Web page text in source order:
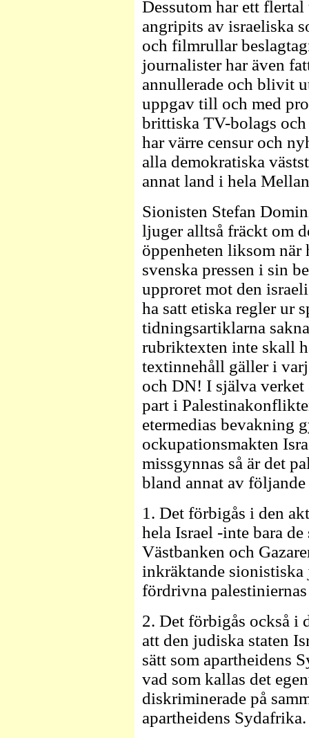
Dessutom har ett
angripits av israeliska
och filmrullar
journalister har även
annullerade och blivit
uppgav till och med
brittiska TV-bolags
har värre censur och
alla demokratiska
annat land i hela
Sionisten Stefan
ljuger alltså fräckt om
öppenheten liksom när
svenska pressen i sin
upproret mot den
ha satt etiska regler ur
tidningsartiklarna
rubriktexten inte skall
textinnehåll gäller i
och DN! I själva verket
part i
etermedias bevakning
ockupationsmakten
missgynnas så är det
bland annat av
1. Det förbigås i den
hela Israel -inte bara
Västbanken och
inkräktande sionistiska
fördrivna
2. Det förbigås också i
att den judiska staten
sätt som apartheidens
vad som kallas det
diskriminerade på
apartheidens Sydafrika.